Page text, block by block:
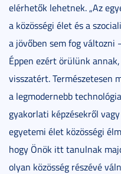
elérhetők lehetnek. „Az
a közösségi élet és a
a jövőben sem fog változni
Éppen ezért örülünk
visszatért. Természetesen
a legmodernebb
gyakorlati képzésekről
egyetemi élet közösségi
hogy Önök itt tanulnak
olyan közösség részévé